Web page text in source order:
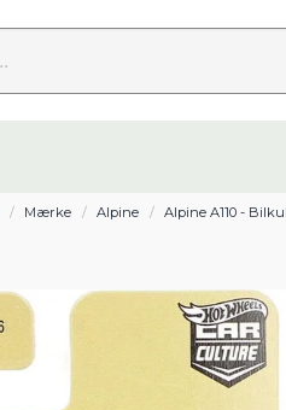
Mærke Alpine Alpine A110 -